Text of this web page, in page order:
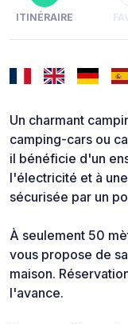
ITINÉRAIRE
Un charmant
camping-cars ou
il bénéficie d'un
l'électricité et à
sécurisée par un
À seulement 50
vous propose de
maison.
l'avance.